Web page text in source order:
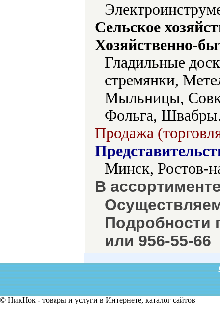
Сельское
Хозяйственно-
Гладильные
стремянки,
Мыльницы,
Фольга,
Продажа
Минск, Ростов-
В
Подробности
или 956-55-66
© НикНок - товары и услуги в Интернете, каталог сайтов